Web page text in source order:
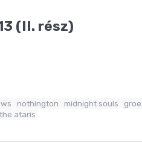
(II. rész)
nothington midnight souls
the ataris